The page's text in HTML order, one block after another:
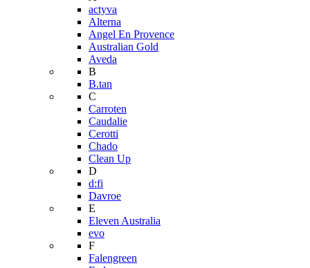
actyva
Alterna
Angel En Provence
Australian Gold
Aveda
B
B.tan
C
Carroten
Caudalie
Cerotti
Chado
Clean Up
D
d:fi
Davroe
E
Eleven Australia
evo
F
Falengreen